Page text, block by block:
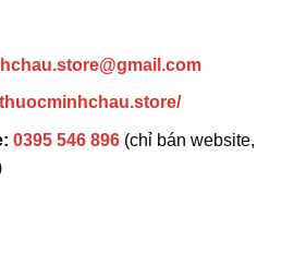
0395 546 896 (chỉ bán website,